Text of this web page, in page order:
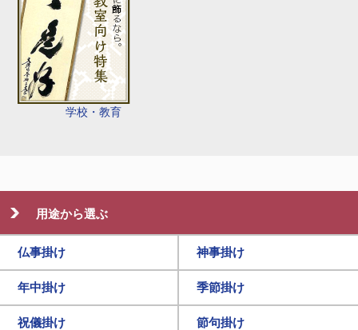
学校・教育
用途から選ぶ
仏事掛け 神事掛け
年中掛け 季節掛け
祝儀掛け 節句掛け